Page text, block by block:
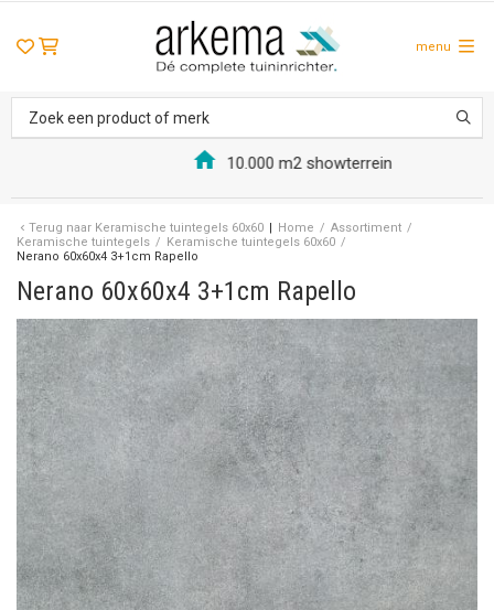
menu
10.000 m2 showterrein
Terug naar Keramische tuintegels 60x60 Home / Assortiment /
Keramische tuintegels / Keramische tuintegels 60x60 /
Nerano 60x60x4 3+1cm Rapello
Nerano 60x60x4 3+1cm Rapello